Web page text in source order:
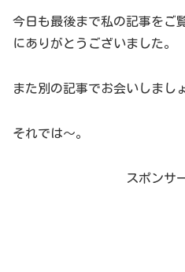
今日も最後まで私の記事をご
にありがとうございました。
また別の記事でお会いしまし
それでは～。
スポンサ